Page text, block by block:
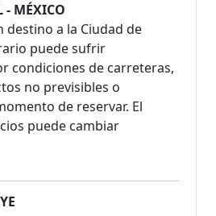
- MÉXICO
destino a la Ciudad de
puede sufrir
condiciones de carreteras,
no previsibles o
de reservar. El
puede cambiar